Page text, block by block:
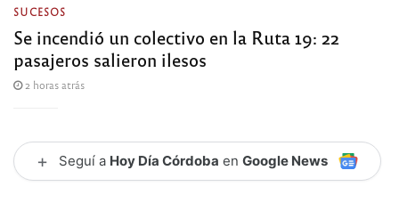
SUCESOS
Se incendió un colectivo en la Ruta 19: 22
pasajeros salieron ilesos
2 horas atrás
+ Seguí a Hoy Día Córdoba en Google News